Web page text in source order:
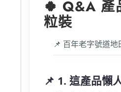
🍀 Q&A 產
粒裝
📌 百年老字號道地
📌 1. 這產品懶